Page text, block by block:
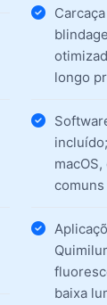
longo
baixa